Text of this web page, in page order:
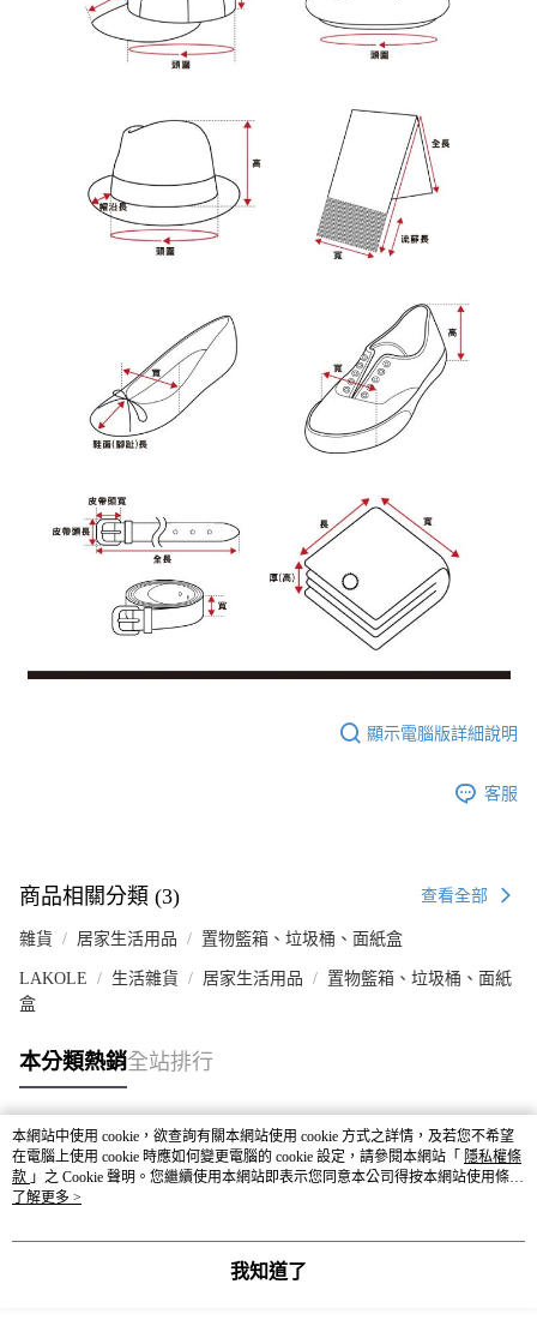
顯示電腦版詳細說明
客服
商品相關分類 (3) 查看全部
雜貨 居家生活用品 置物籃箱、垃圾桶、面紙盒
LAKOLE 生活雜貨 居家生活用品
置物籃箱、垃圾桶、面紙
盒
本分類熱銷全站排行
熱門標籤
本網站中使用 cookie，欲查詢有關本網站使用 cookie 方式之詳情，及若您不希望
在電腦上使用 cookie 時應如何變更電腦的 cookie 設定，請參閱本網站「 隱私權條
款 」之 Cookie 聲明。您繼續使用本網站即表示您同意本公司得按本網站使用條款
之 Cookie 聲明使用 cookie。
了解更多 >
我知道了